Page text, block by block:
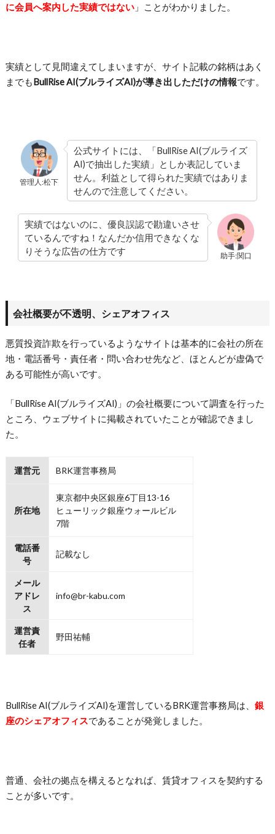
に会員へ案内した実績ではない」ことがわかりました。
実績として見間違えてしまいますが、サイト記載の銘柄はあく
までもBullRise AI(ブルライズAI)が導き出しただけの情報です。
管理人:松下
公式サイトには、「BullRise AI(ブルライズ
AI)で抽出した実績」としか表記していま
せん。利益として得られた実績ではありま
せんので注意してください。
助手:関口
実績ではないのに、優良誤認で勘違いさせ
ているんですね！なんだか信用できなくな
りそうな広告の仕方です
会社概要が不透明、シェアオフィス
悪質投資詐欺を行っているようなサイトは基本的に会社の所在
地・電話番号・責任者・問い合わせ先など、ほとんどが虚偽で
ある可能性が高いです。
「BullRise AI(ブルライズAI)」の会社概要について調査を行った
ところ、ウェブサイトに掲載されていたことが確認できまし
た。
運営元 BRK運営事務局
所在地
東京都中央区銀座6丁目13-16
ヒューリック銀座ウォールビル
7階
電話番
号
記載なし
メール
アドレ
ス
info@br-kabu.com
運営責
任者
野田祐輔
BullRise AI(ブルライズAI)を運営しているBRK運営事務局は、 銀
座のシェアオフィスであることが発覚しました。
普通、会社の拠点を構えるとなれば、賃貸オフィスを契約する
ことが多いです。